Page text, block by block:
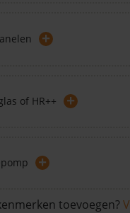
+
of HR++ +
+
toevoegen?